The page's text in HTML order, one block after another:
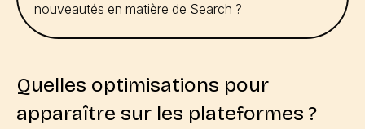
nouveautés en matière de Search ?
Quelles optimisations pour
apparaître sur les plateformes ?